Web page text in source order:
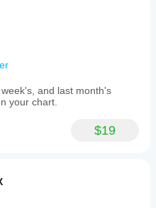
and last month's
your chart.
$19